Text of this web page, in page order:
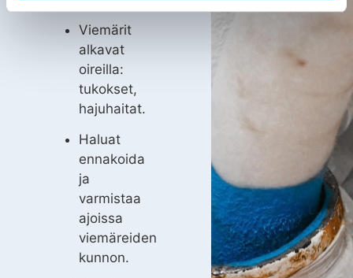
Viemärit
alkavat
oireilla:
tukokset,
hajuhaitat.
Haluat
ennakoida
ja
varmistaa
ajoissa
viemäreiden
kunnon.